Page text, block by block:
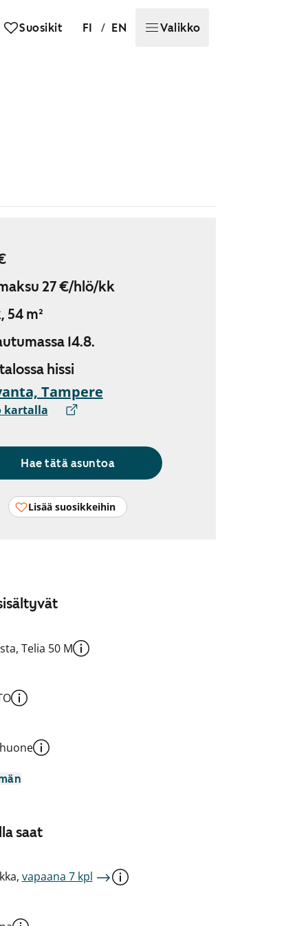
Suosikit FI / EN Valikko
27 €/hlö/kk
54 m²
14.8.
hissi
Tampere
kartalla
Hae tätä asuntoa
Lisää suosikkeihin
Telia 50 M
saat
vapaana 7 kpl